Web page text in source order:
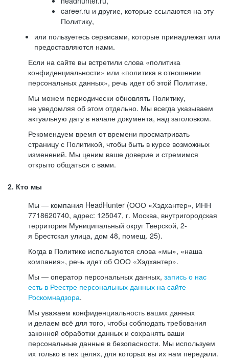
career.ru и другие, которые ссылаются на эту
Политику,
или пользуетесь сервисами, которые принадлежат или
предоставляются нами.
Если на сайте вы встретили слова «политика
конфиденциальности» или «политика в отношении
персональных данных», речь идет об этой Политике.
Мы можем периодически обновлять Политику,
не уведомляя об этом отдельно. Мы всегда указываем
актуальную дату в начале документа, над заголовком.
Рекомендуем время от времени просматривать
страницу с Политикой, чтобы быть в курсе возможных
изменений. Мы ценим ваше доверие и стремимся
открыто общаться с вами.
2. Кто мы
Мы — компания HeadHunter (ООО «Хэдхантер», ИНН
7718620740, адрес: 125047, г. Москва, внутригородская
территория Муниципальный округ Тверской, 2-
я Брестская улица, дом 48, помещ. 25).
Когда в Политике используются слова «мы», «наша
компания», речь идет об ООО «Хэдхантер».
Мы — оператор персональных данных, запись о нас
есть в Реестре персональных данных на сайте
Роскомнадзора.
Мы уважаем конфиденциальность ваших данных
и делаем всё для того, чтобы соблюдать требования
законной обработки данных и сохранять ваши
персональные данные в безопасности. Мы используем
их только в тех целях, для которых вы их нам передали.